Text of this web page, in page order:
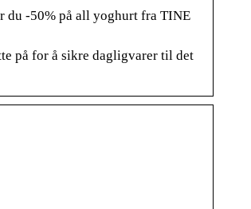
du -50% på all yoghurt fra TINE
på for å sikre dagligvarer til det